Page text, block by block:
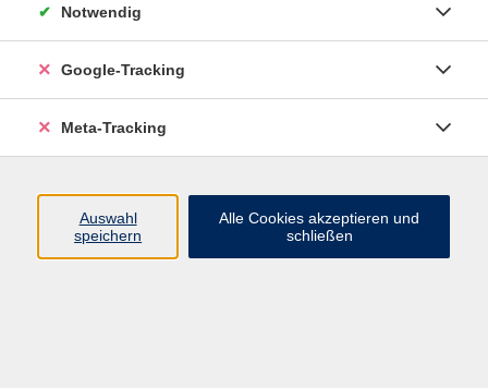
Über uns
Notwendig
Google-Tracking
Meta-Tracking
Auswahl
speichern
Alle Cookies akzeptieren und
schließen